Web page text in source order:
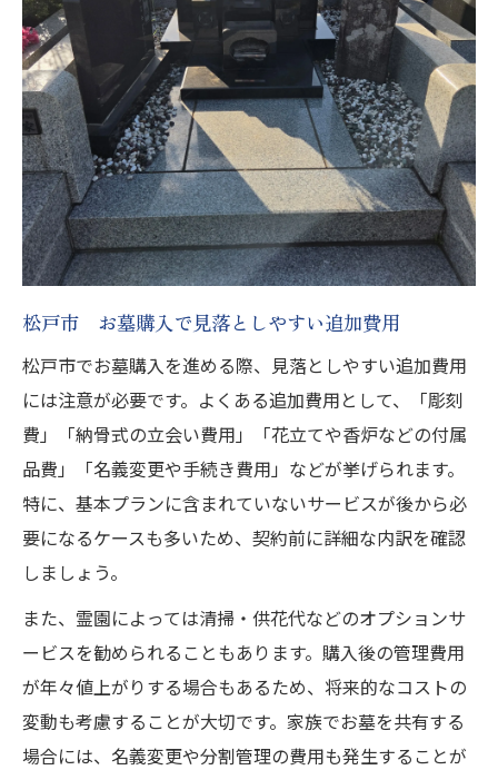
松戸市 お墓購入で見落としやすい追加費用
松戸市でお墓購入を進める際、見落としやすい追加費用
には注意が必要です。よくある追加費用として、「彫刻
費」「納骨式の立会い費用」「花立てや香炉などの付属
品費」「名義変更や手続き費用」などが挙げられます。
特に、基本プランに含まれていないサービスが後から必
要になるケースも多いため、契約前に詳細な内訳を確認
しましょう。
また、霊園によっては清掃・供花代などのオプションサ
ービスを勧められることもあります。購入後の管理費用
が年々値上がりする場合もあるため、将来的なコストの
変動も考慮することが大切です。家族でお墓を共有する
場合には、名義変更や分割管理の費用も発生することが